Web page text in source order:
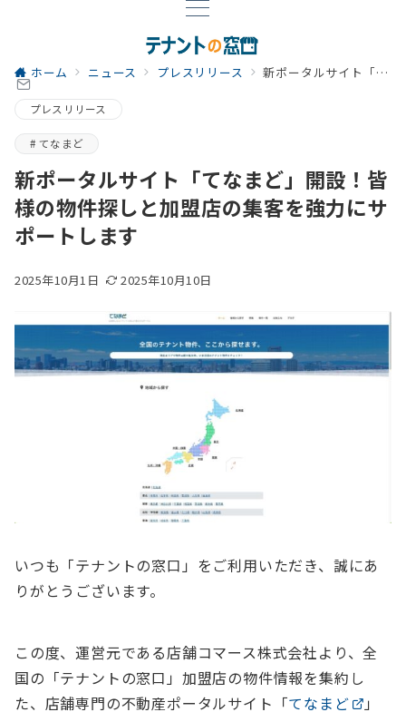
ホーム ニュース プレスリリース 新ポータルサイト「てなまど」開設！皆様の物件探しと加盟店の集客を強力にサポートします
プレスリリース
てなまど
新ポータルサイト「てなまど」開設！皆
様の物件探しと加盟店の集客を強力にサ
ポートします
2025年10月1日 2025年10月10日
いつも「テナントの窓口」をご利用いただき、誠にあ
りがとうございます。
この度、運営元である店舗コマース株式会社より、全
国の「テナントの窓口」加盟店の物件情報を集約し
た、店舗専門の不動産ポータルサイト「てなまど
」